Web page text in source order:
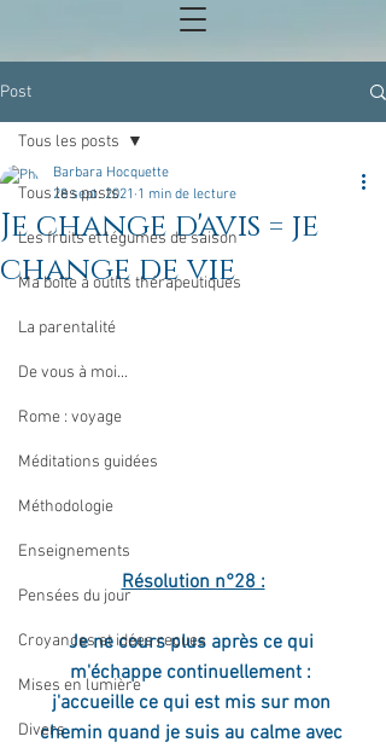
Post
Tous les posts
Les fruits et légumes de saison
Ma boîte à outils thérapeutiques
La parentalité
De vous à moi...
Rome : voyage
Méditations guidées
Méthodologie
Enseignements
Pensées du jour
Croyances et idées reçues
Mises en lumière
Divers
Tous les posts
Je change d'avis = je
change de vie
Barbara Hocquette
28 sept. 2021 1 min de lecture
Résolution n°28 :
Je ne cours plus après ce qui
m'échappe continuellement :
j'accueille ce qui est mis sur mon
chemin quand je suis au calme avec